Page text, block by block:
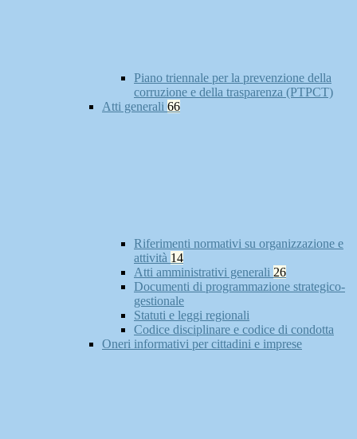
Piano triennale per la prevenzione della
corruzione e della trasparenza (PTPCT)
Atti generali 66
Riferimenti normativi su organizzazione e
attività 14
Atti amministrativi generali 26
Documenti di programmazione strategico-
gestionale
Statuti e leggi regionali
Codice disciplinare e codice di condotta
Oneri informativi per cittadini e imprese